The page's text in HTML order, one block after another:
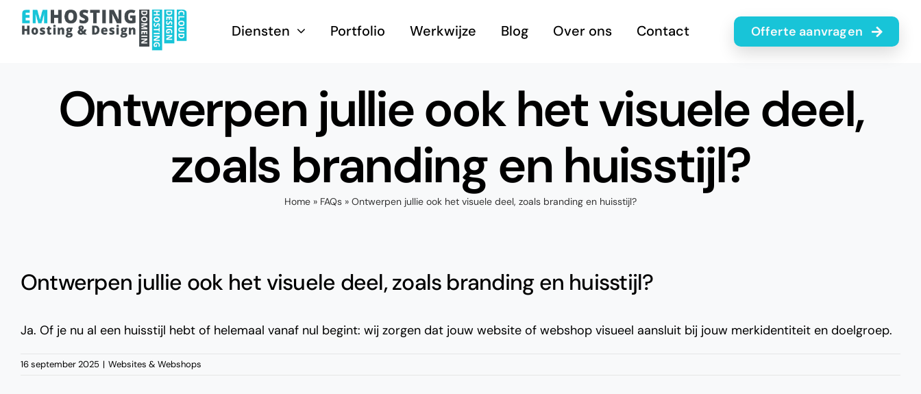
Skip
Diensten Portfolio Werkwijze Blog Over ons Contact offerte aanvragen
Ontwerpen jullie ook het visuele deel,
zoals branding en huisstijl?
Home » FAQs » Ontwerpen jullie ook het visuele deel, zoals branding en huisstijl?
Ontwerpen jullie ook het visuele deel, zoals branding en huisstijl?
Ja. Of je nu al een huisstijl hebt of helemaal vanaf nul begint: wij zorgen dat jouw website of webshop visueel aansluit bij jouw merkidentiteit en doelgroep.
16 september 2025 | Websites & Webshops